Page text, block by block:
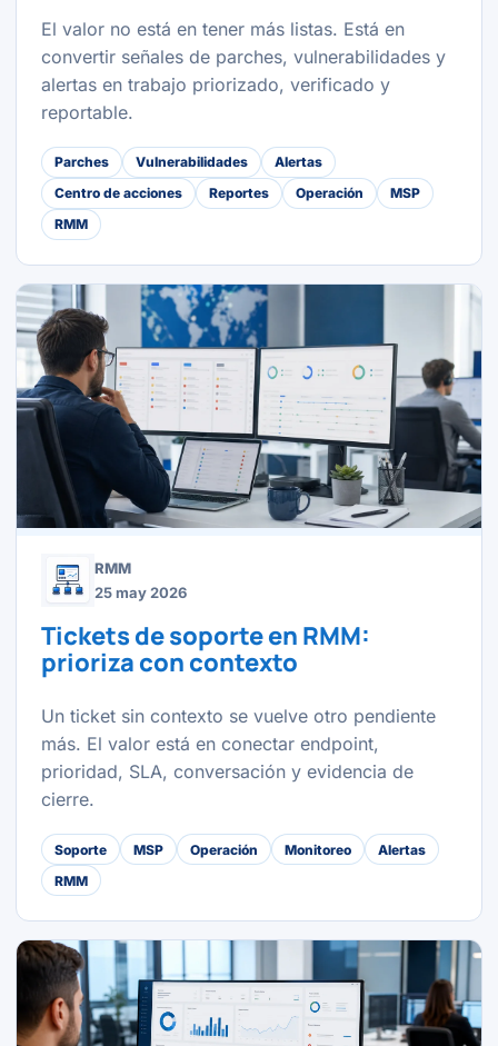
El valor no está en tener más listas. Está en
convertir señales de parches, vulnerabilidades y
alertas en trabajo priorizado, verificado y
reportable.
Parches Vulnerabilidades
Alertas
Centro de acciones
Reportes Operación
MSP
RMM
RMM
25 may 2026
Tickets de soporte en RMM:
prioriza con contexto
Un ticket sin contexto se vuelve otro pendiente
más. El valor está en conectar endpoint,
prioridad, SLA, conversación y evidencia de
cierre.
Soporte MSP Operación Monitoreo
Alertas
RMM